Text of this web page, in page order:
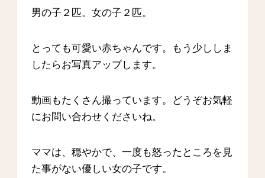
男の子２匹。女の子２匹。
とっても可愛い赤ちゃんです。もう少ししま
したらお写真アップします。
動画もたくさん撮っています。どうぞお気軽
にお問い合わせくださいね。
ママは、穏やかで、一度も怒ったところを見
た事がない優しい女の子です。